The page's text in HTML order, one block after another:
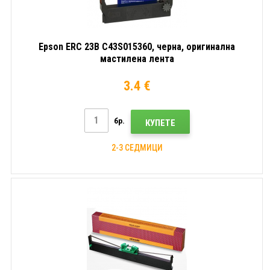
Epson ERC 23B C43S015360, черна, оригинална
мастилена лента
3.4 €
бр. КУПЕТЕ
2-3 СЕДМИЦИ